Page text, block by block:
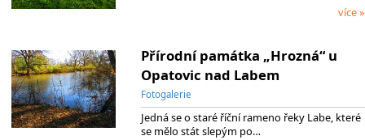
více »
Přírodní památka „Hrozná“ u
Opatovic nad Labem
Fotogalerie
Jedná se o staré říční rameno řeky Labe, které
se mělo stát slepým po…